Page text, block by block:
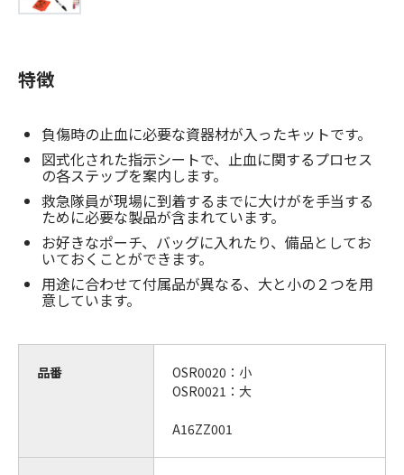
特徴
負傷時の止血に必要な資器材が入ったキットです。
図式化された指示シートで、止血に関するプロセス
の各ステップを案内します。
救急隊員が現場に到着するまでに大けがを手当する
ために必要な製品が含まれています。
お好きなポーチ、バッグに入れたり、備品としてお
いておくことができます。
用途に合わせて付属品が異なる、大と小の２つを用
意しています。
品番
OSR0020：小
OSR0021：大
A16ZZ001